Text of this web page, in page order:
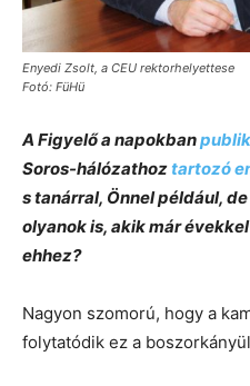
Enyedi Zsolt, a CEU rektorhelyettese
Fotó: FüHü
A Figyelő a napokban
Soros-hálózathoz tartozó
s tanárral, Önnel például,
olyanok is, akik már
ehhez?
Nagyon szomorú, hogy a
folytatódik ez a